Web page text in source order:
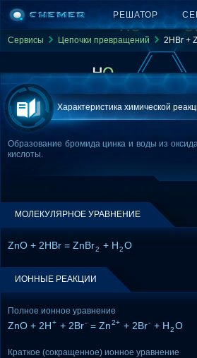
РЕШАТОР
Сервисы Цепочки превращений 2HBr +
Характеристика химической
Образование бромида цинка и воды из
кислоты.
МОЛЕКУЛЯРНОЕ УРАВНЕНИЕ
ZnO + 2HBr = ZnBr2 + H2O
ИОННЫЕ РЕАКЦИИ
Полное ионное уравнение
ZnO + 2H+ + 2Br- = Zn2+ + 2Br- + H2O
Краткое (сокращенное) ионное уравнение